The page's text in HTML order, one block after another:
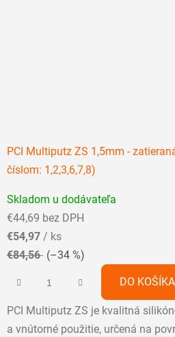
PCI Multiputz ZS 1,5mm -
číslom: 1,2,3,6,7,8)
hodnotenie
produktu
je
5,0
hviezdičiek.
Skladom u dodávateľa
€44,69 bez DPH
€54,97 / ks
€84,56 (–34 %)
DO KOŠÍKA
PCI Multiputz ZS je kvalitná
a vnútorné použitie, určená na